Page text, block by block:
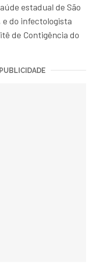
estadual de São
e do infectologista
de Contigência do